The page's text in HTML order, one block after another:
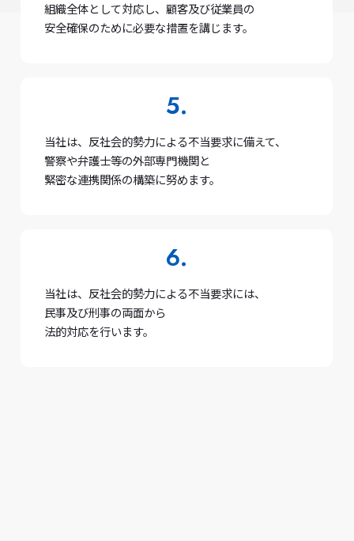
組織全体として対応し、顧客及び従業員の
安全確保のために必要な措置を講じます。
当社は、反社会的勢力による不当要求に備えて、
警察や弁護士等の外部専門機関と
緊密な連携関係の構築に努めます。
当社は、反社会的勢力による不当要求には、
民事及び刑事の両面から
法的対応を行います。